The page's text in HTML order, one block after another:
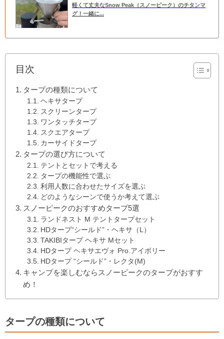
軽くて丈夫なSnow Peak（スノーピーク）のチタンマ
グ！一緒に...
目次
タープの種類について
ヘキサタープ
スクリーンタープ
ワンタッチタープ
スクエアタープ
カーサイドタープ
タープの選び方について
テントとセットで考える
タープの機能性で選ぶ
利用人数に合わせたサイズを選ぶ
どのようなシーンで使うか考えて選ぶ
スノーピークのおすすめタープ5選
ランドネスト M テントタープセット
HDタープ“シールド”・ヘキサ（L）
TAKIBIタープ ヘキサ Mセット
HDタープ ヘキサエヴォ Pro.アイボリー
HDタープ “シールド”・レクタ(M)
キャンプを楽しむならスノーピークのタープがおすす
め！
タープの種類について